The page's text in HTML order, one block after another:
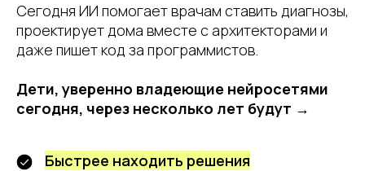
Сегодня ИИ помогает врачам ставить диагнозы,
проектирует дома вместе с архитекторами и
даже пишет код за программистов.
Дети, уверенно владеющие нейросетями
сегодня, через несколько лет будут →
Быстрее находить решения